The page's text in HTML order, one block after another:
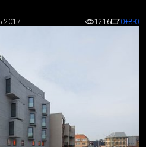
1216 0+8-0